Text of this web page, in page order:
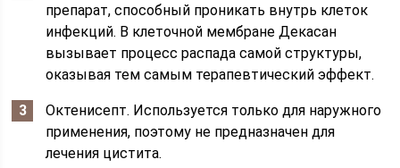
препарат, способный проникать внутрь клеток
инфекций. В клеточной мембране Декасан
вызывает процесс распада самой структуры,
оказывая тем самым терапевтический эффект.
Октенисепт. Используется только для наружного
применения, поэтому не предназначен для
лечения цистита.